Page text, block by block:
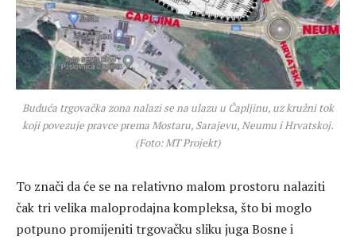
Buduća trgovačka zona nalazi se na ulazu u Čapljinu, uz kružni tok
koji povezuje pravce prema Mostaru, Sarajevu, Neumu i Hrvatskoj.
(Foto: MT Projekt)
To znači da će se na relativno malom prostoru nalaziti
čak tri velika maloprodajna kompleksa, što bi moglo
potpuno promijeniti trgovačku sliku juga Bosne i